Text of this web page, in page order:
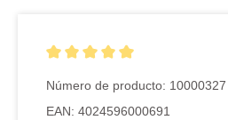
Número de producto: 10000327
EAN: 4024596000691